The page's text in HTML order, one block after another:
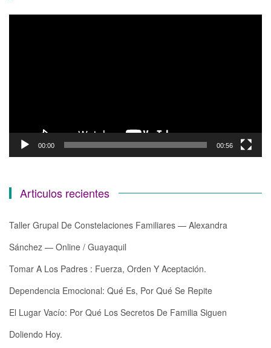
00:00 00:56
Articulos recientes
Taller Grupal De Constelaciones Familiares — Alexandra
Sánchez — Online / Guayaquil
Tomar A Los Padres : Fuerza, Orden Y Aceptación.
Dependencia Emocional: Qué Es, Por Qué Se Repite
El Lugar Vacío: Por Qué Los Secretos De Familia Siguen
Doliendo Hoy.